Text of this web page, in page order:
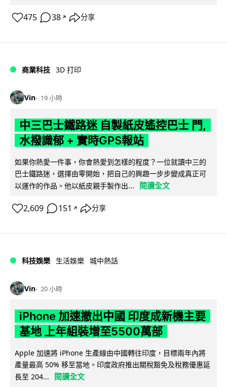
475 38 ↗ 分享
商業科技 3D 打印
Vin 19 小時
中三巴士鐵路迷 自製紙皮遙控巴士 門,
水撥識郁 + 實時GPS報站
如果你熱愛一件事，你會熱愛到怎樣的程度？一位就讀中三的
巴士鐵路迷，選擇由零開始，把自己的興趣一步步變成真正可
以運作的作品。他以紙皮親手製作出...
閱讀全文
2,609 151 ↗ 分享
科技娛樂 生活娛樂 城中熱話
Vin 20 小時
iPhone 加速撤出中國 印度成新機主要
基地 上年組裝增至5500萬部
Apple 加速將 iPhone 生產線由中國轉往印度，目標兩年內將
產量最高 50% 移至當地。印度政府推出關稅豁免及稅務優惠延
長至 204...
閱讀全文